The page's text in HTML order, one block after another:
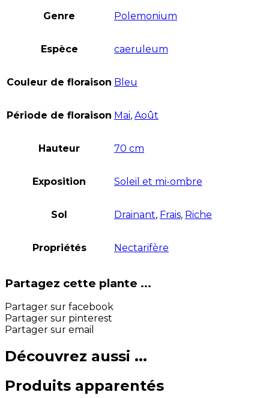
Genre Polemonium
Espèce caeruleum
Couleur de floraison Bleu
Période de floraison Mai, Août
Hauteur 70 cm
Exposition Soleil et mi-ombre
Sol Drainant, Frais, Riche
Propriétés Nectarifère
Partagez cette plante ...
Partager sur facebook
Partager sur pinterest
Partager sur email
Découvrez aussi ...
Produits apparentés